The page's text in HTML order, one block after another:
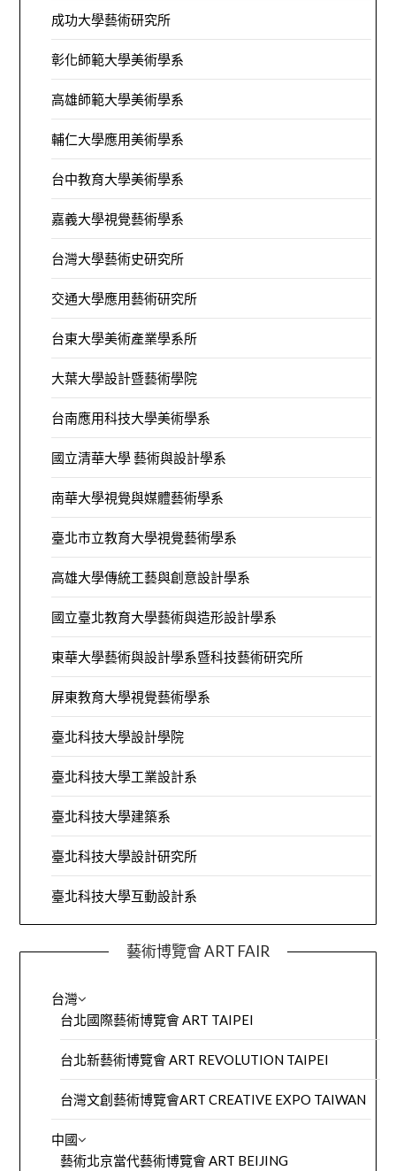
成功大學藝術研究所
彰化師範大學美術學系
高雄師範大學美術學系
輔仁大學應用美術學系
台中教育大學美術學系
嘉義大學視覺藝術學系
台灣大學藝術史研究所
交通大學應用藝術研究所
台東大學美術產業學系所
大葉大學設計暨藝術學院
台南應用科技大學美術學系
國立清華大學 藝術與設計學系
南華大學視覺與媒體藝術學系
臺北市立教育大學視覺藝術學系
高雄大學傳統工藝與創意設計學系
國立臺北教育大學藝術與造形設計學系
東華大學藝術與設計學系暨科技藝術研究所
屏東教育大學視覺藝術學系
臺北科技大學設計學院
臺北科技大學工業設計系
臺北科技大學建築系
臺北科技大學設計研究所
臺北科技大學互動設計系
藝術博覽會 ART FAIR
台灣
台北國際藝術博覽會 ART TAIPEI
台北新藝術博覽會 ART REVOLUTION TAIPEI
台灣文創藝術博覽會ART CREATIVE EXPO TAIWAN
中國
藝術北京當代藝術博覽會 ART BEIJING